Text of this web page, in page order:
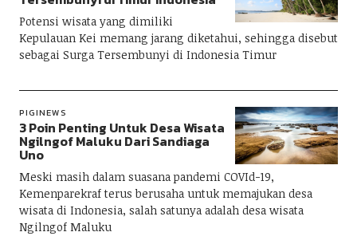
Potensi wisata yang dimiliki
Kepulauan Kei memang jarang diketahui, sehingga disebut
sebagai Surga Tersembunyi di Indonesia Timur
PIGINEWS
3 Poin Penting Untuk Desa Wisata
Ngilngof Maluku Dari Sandiaga
Uno
Meski masih dalam suasana pandemi COVId-19,
Kemenparekraf terus berusaha untuk memajukan desa
wisata di Indonesia, salah satunya adalah desa wisata
Ngilngof Maluku